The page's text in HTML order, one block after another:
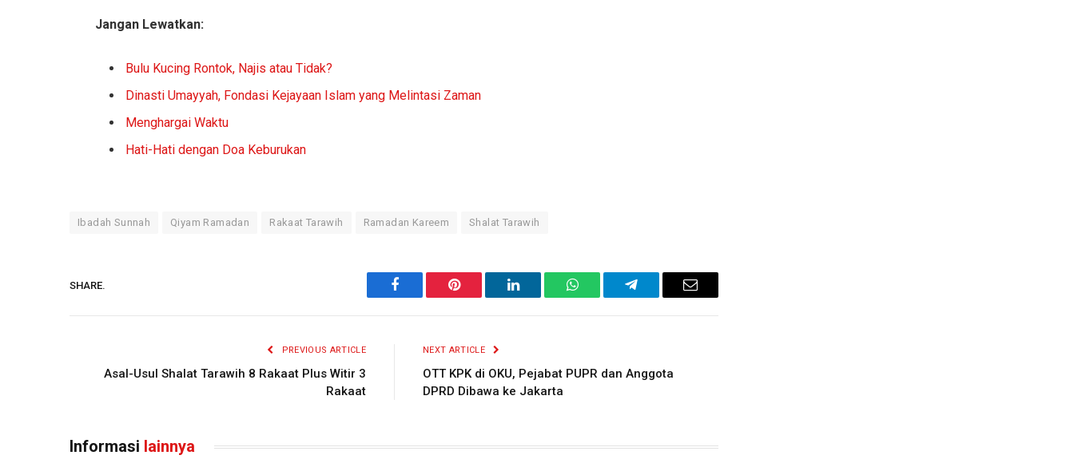
Jangan Lewatkan:
Bulu Kucing Rontok, Najis atau Tidak?
Dinasti Umayyah, Fondasi Kejayaan Islam yang Melintasi Zaman
Menghargai Waktu
Hati-Hati dengan Doa Keburukan
Ibadah Sunnah Qiyam Ramadan Rakaat Tarawih Ramadan Kareem Shalat Tarawih
SHARE.
Facebook Pinterest LinkedIn WhatsAppTelegram Email
PREVIOUS ARTICLE
Asal-Usul Shalat Tarawih 8 Rakaat Plus Witir 3
Rakaat
NEXT ARTICLE
OTT KPK di OKU, Pejabat PUPR dan Anggota
DPRD Dibawa ke Jakarta
Informasi lainnya